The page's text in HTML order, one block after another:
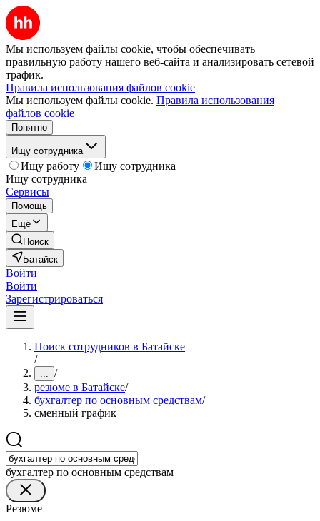
Мы используем файлы cookie, чтобы обеспечивать
правильную работу нашего веб-сайта и анализировать сетевой
трафик.
Правила использования файлов cookie
Мы используем файлы cookie. Правила использования
файлов cookie
Понятно
Ищу сотрудника
Ищу работу
Ищу сотрудника
Ищу сотрудника
Сервисы
Помощь
Ещё
Поиск
Батайск
Войти
Войти
Зарегистрироваться
Поиск сотрудников в Батайске
/
... /
резюме в Батайске/
бухгалтер по основным средствам/
сменный график
бухгалтер по основным средствам
Резюме